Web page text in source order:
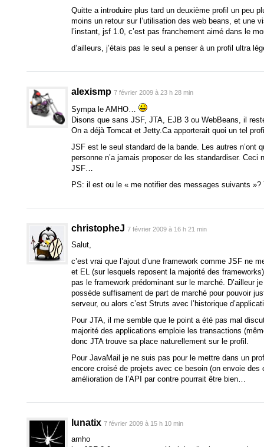
Quitte a introduire plus tard un deuxième profil un peu
moins un retour sur l’utilisation des web beans, et une
l’instant, jsf 1.0, c’est pas franchement aimé dans le
d’ailleurs, j’étais pas le seul a penser à un profil ultra
alexismp 7 février 2009 à 23 h 28 min
Sympa le AMHO…
Disons que sans JSF, JTA, EJB 3 ou WebBeans, il
On a déjà Tomcat et Jetty.Ca apporterait quoi un tel
JSF est le seul standard de la bande. Les autres n’ont
personne n’a jamais proposer de les standardiser. Ceci
JSF…
PS: il est ou le « me notifier des messages suivants »?
christopheJ 7 février 2009 à 16 h 21 min
Salut,
c’est vrai que l’ajout d’une framework comme JSF ne
et EL (sur lesquels reposent la majorité des
pas le framework prédominant sur le marché. D’ailleur
possède suffisament de part de marché pour pouvoir
serveur, ou alors c’est Struts avec l’historique
Pour JTA, il me semble que le point a été pas mal
majorité des applications emploie les transactions
donc JTA trouve sa place naturellement sur le profil.
Pour JavaMail je ne suis pas pour le mettre dans un
encore croisé de projets avec ce besoin (on envoie
amélioration de l’API par contre pourrait être bien…
lunatix 7 février 2009 à 15 h 10 min
amho